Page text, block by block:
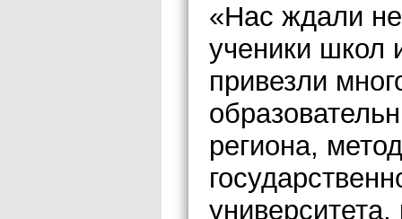
«Нас ждали
ученики школ
привезли
региона,